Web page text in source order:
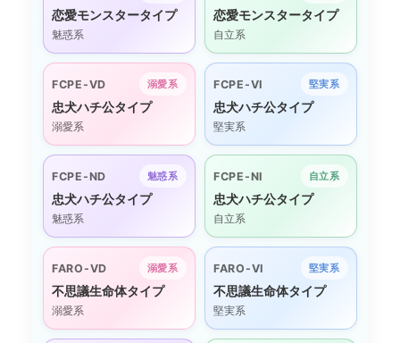
恋愛モンスタータイプ
魅惑系
恋愛モンスタータイプ
自立系
FCPE-VD 溺愛系
忠犬ハチ公タイプ
溺愛系
FCPE-VI 堅実系
忠犬ハチ公タイプ
堅実系
FCPE-ND 魅惑系
忠犬ハチ公タイプ
魅惑系
FCPE-NI 自立系
忠犬ハチ公タイプ
自立系
FARO-VD 溺愛系
不思議生命体タイプ
溺愛系
FARO-VI 堅実系
不思議生命体タイプ
堅実系